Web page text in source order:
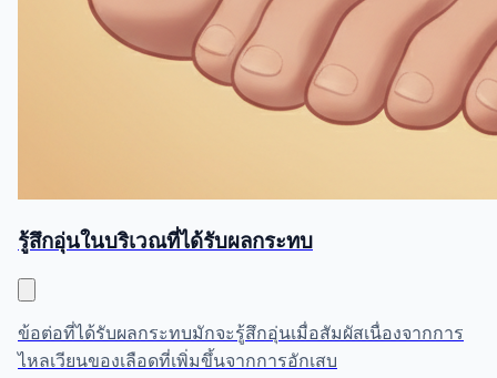
รู้สึกอุ่นในบริเวณที่ได้รับผลกระทบ
ข้อต่อที่ได้รับผลกระทบมักจะรู้สึกอุ่นเมื่อสัมผัสเนื่องจากการ
ไหลเวียนของเลือดที่เพิ่มขึ้นจากการอักเสบ